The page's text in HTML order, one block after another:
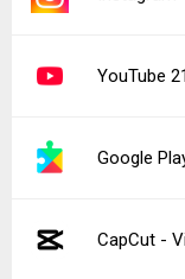
YouTube
Google
CapCut -